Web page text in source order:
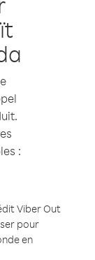
:
Viber Out
pour
en